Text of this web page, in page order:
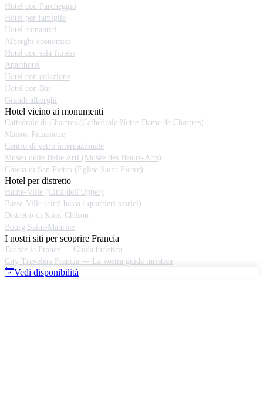
Hotel con Parcheggio
Hotel per famiglie
Hotel romantici
Alberghi economici
Hotel con sala fitness
Aparthotel
Hotel con colazione
Hotel con Bar
Grandi alberghi
Hotel vicino ai monumenti
Cattedrale di Chartres (Cathédrale Notre-Dame de Chartres)
Maison Picassiette
Centro di vetro internazionale
Museo delle Belle Arti (Musée des Beaux-Arts)
Chiesa di San Pietro (Église Saint-Pierre)
Hotel per distretto
Haute-Ville (Città dell'Upper)
Basse-Ville (città bassa / quartieri storici)
Distretto di Saint-Chéron
Bourg Saint-Maurice
I nostri siti per scoprire Francia
J'adore la France — Guida turistica
City Travelers Francia — La vostra guida turistica
Vedi disponibilità